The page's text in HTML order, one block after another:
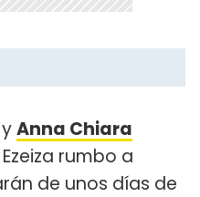
yAnna Chiara
rumbo a
de unos días de